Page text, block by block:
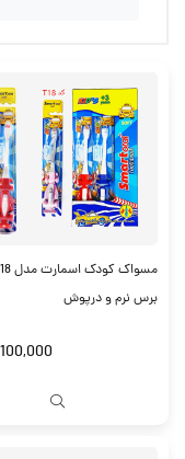
برس نرم و درپوش
100,000